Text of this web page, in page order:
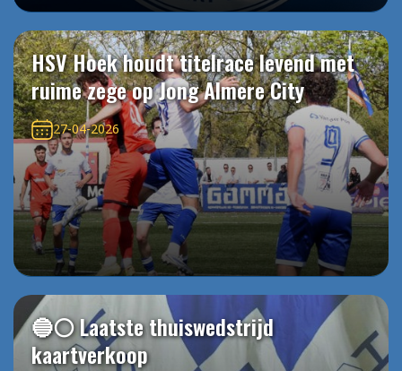
HSV Hoek houdt titelrace levend met
ruime zege op Jong Almere City
27-04-2026
🔵⚪️ Laatste thuiswedstrijd
kaartverkoop